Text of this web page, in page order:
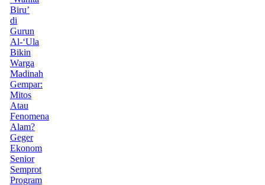
Biru’
di
Gurun
Al-‘Ula
Bikin
Warga
Madinah
Gempar:
Mitos
Atau
Fenomena
Alam?
Geger
Ekonom
Senior
Semprot
Program